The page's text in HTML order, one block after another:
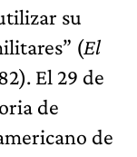
su
(El
El 29 de
de
de